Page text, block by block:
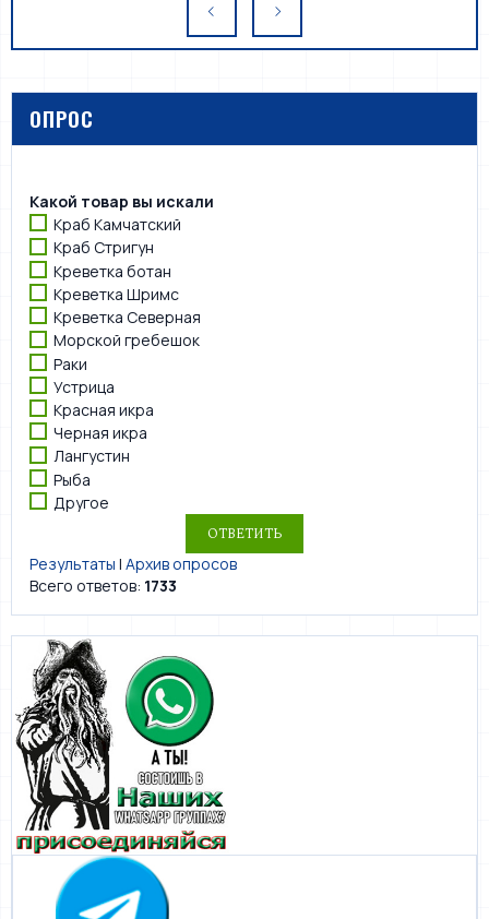
ОПРОС
Какой товар вы искали
Краб Камчатский
Краб Стригун
Креветка ботан
Креветка Шримс
Креветка Северная
Морской гребешок
Раки
Устрица
Красная икра
Черная икра
Лангустин
Рыба
Другое
Результаты | Архив опросов
Всего ответов: 1733